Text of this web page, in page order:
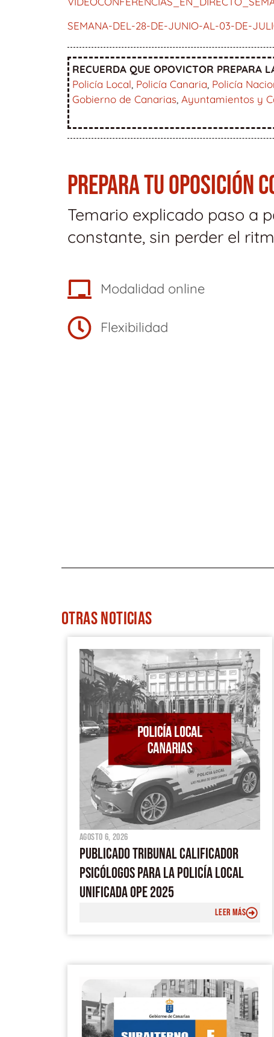
SEMANA-DEL-28-DE-JUNIO-AL-03-DE-
RECUERDA QUE OPOVICTOR PREPARA
Policía Local Policía Canaria Policía
Gobierno de Canarias Ayuntamientos y
PREPARA TU OPOSICIÓN
Temario explicado paso a
constante, sin perder el
Modalidad online
Flexibilidad
OTRASNOTICIAS
agosto 6, 2026
PUBLICADO TRIBUNAL CALIFICADOR
PSICÓLOGOS PARA LA POLICÍA LOCAL
UNIFICADA OPE 2025
LEER MÁS